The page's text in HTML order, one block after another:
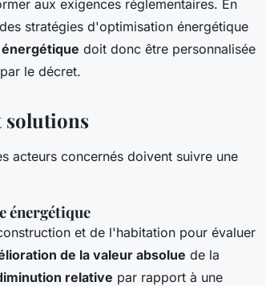
aux exigences réglementaires. En
stratégies d'optimisation énergétique
doit donc être personnalisée
le décret.
solutions
acteurs concernés doivent suivre une
énergétique
et de l'habitation pour évaluer
de la valeur absolue de la
relative par rapport à une